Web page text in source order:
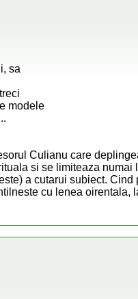
sa
modele
Culianu care
si se limiteaza
a cutarui subiect.
cu lenea oirentala,